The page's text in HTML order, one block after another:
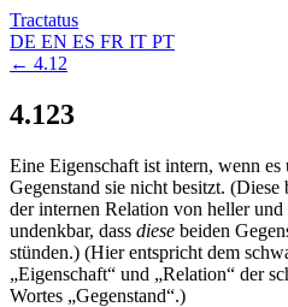
Tractatus
DE EN ES FR IT PT
← 4.12
4.123
Eine Eigenschaft ist intern, wenn es
Gegenstand sie nicht besitzt. (Diese
der internen Relation von heller
undenkbar, dass diese beiden
stünden.) (Hier entspricht dem
„Eigenschaft“ und „Relation“ der
Wortes „Gegenstand“.)